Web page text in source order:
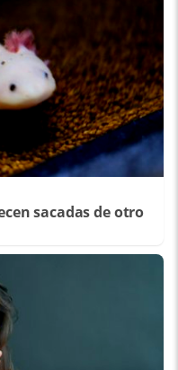
sacadas de otro